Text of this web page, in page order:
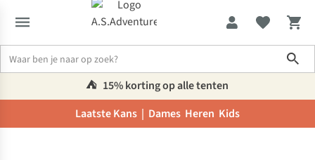
⛺️ 15% korting op alle tenten
Laatste Kans | Dames Heren Kids